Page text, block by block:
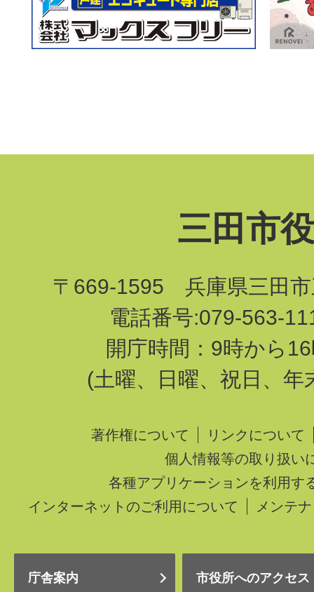
三田市
〒669-1595 兵庫県三田市
電話番号:079-563-
開庁時間：9時から
(土曜、日曜、祝日、年
著作権について
リンクについて
個人情報等の取り扱い
各種アプリケーションを利用す
インターネットのご利用について
メンテ
庁舎案内 市役所へのアクセス